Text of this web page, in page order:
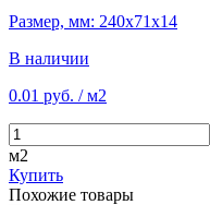
Размер, мм: 240х71х14
В наличии
0.01 руб. / м2
м2
Купить
Похожие товары